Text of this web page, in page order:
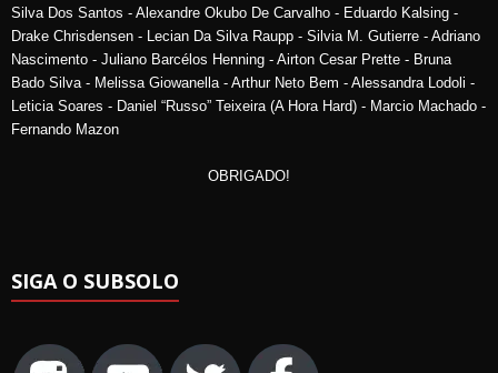
Silva Dos Santos - Alexandre Okubo De Carvalho - Eduardo Kalsing -
Drake Chrisdensen - Lecian Da Silva Raupp - Silvia M. Gutierre - Adriano
Nascimento - Juliano Barcélos Henning - Airton Cesar Prette - Bruna
Bado Silva - Melissa Giowanella - Arthur Neto Bem - Alessandra Lodoli -
Leticia Soares - Daniel “Russo” Teixeira (A Hora Hard) - Marcio Machado -
Fernando Mazon
OBRIGADO!
SIGA O SUBSOLO